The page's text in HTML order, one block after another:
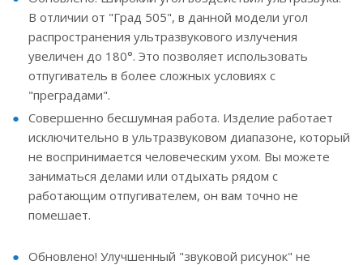
В отличии от "Град 505", в данной модели угол
распространения ультразвукового излучения
увеличен до 180°. Это позволяет использовать
отпугиватель в более сложных условиях с
"преградами".
Совершенно бесшумная работа. Изделие работает
исключительно в ультразвуковом диапазоне, который
не воспринимается человеческим ухом. Вы можете
заниматься делами или отдыхать рядом с
работающим отпугивателем, он вам точно не
помешает.
Обновлено! Улучшенный "звуковой рисунок" не